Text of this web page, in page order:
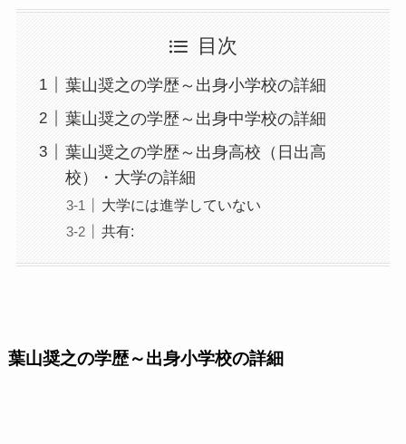
目次
葉山奨之の学歴～出身小学校の詳細
葉山奨之の学歴～出身中学校の詳細
葉山奨之の学歴～出身高校（日出高
校）・大学の詳細
大学には進学していない
共有:
葉山奨之の学歴～出身小学校の詳細